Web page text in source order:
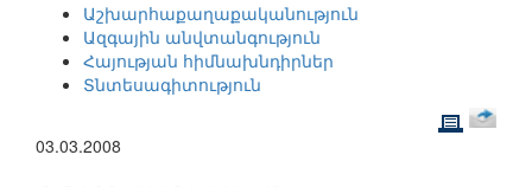
Աշխարհաքաղաքականություն
Ազգային անվտանգություն
Հայության հիմնախնդիրներ
Տնտեսագիտություն
03.03.2008